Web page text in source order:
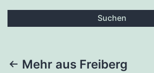
Suchen
Beitragsnavigation
Mehr aus Freiberg